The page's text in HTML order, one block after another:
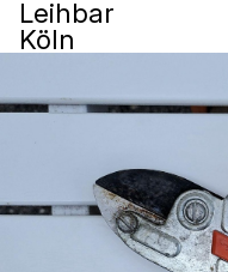
Leihbar
Köln